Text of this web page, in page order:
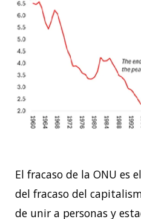
El fracaso de la ONU es
del fracaso del
de unir a personas y